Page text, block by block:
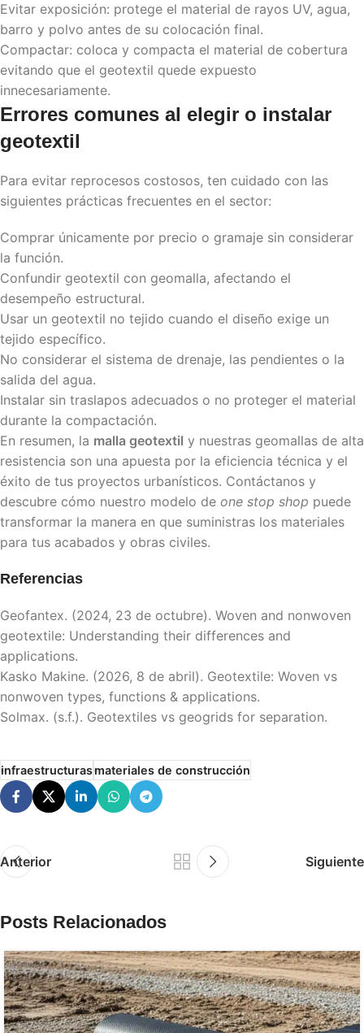
Evitar exposición: protege el material de rayos UV, agua,
barro y polvo antes de su colocación final.
Compactar: coloca y compacta el material de cobertura
evitando que el geotextil quede expuesto
innecesariamente.
Errores comunes al elegir o instalar
geotextil
Para evitar reprocesos costosos, ten cuidado con las
siguientes prácticas frecuentes en el sector:
Comprar únicamente por precio o gramaje sin considerar
la función.
Confundir geotextil con geomalla, afectando el
desempeño estructural.
Usar un geotextil no tejido cuando el diseño exige un
tejido específico.
No considerar el sistema de drenaje, las pendientes o la
salida del agua.
Instalar sin traslapos adecuados o no proteger el material
durante la compactación.
En resumen, la malla geotextil y nuestras geomallas de alta
resistencia son una apuesta por la eficiencia técnica y el
éxito de tus proyectos urbanísticos. Contáctanos y
descubre cómo nuestro modelo de one stop shop puede
transformar la manera en que suministras los materiales
para tus acabados y obras civiles.
Referencias
Geofantex. (2024, 23 de octubre). Woven and nonwoven
geotextile: Understanding their differences and
applications.
Kasko Makine. (2026, 8 de abril). Geotextile: Woven vs
nonwoven types, functions & applications.
Solmax. (s.f.). Geotextiles vs geogrids for separation.
infraestructurasmateriales de construcción
Anterior Siguiente
Posts Relacionados